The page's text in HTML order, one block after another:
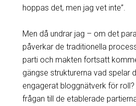
hoppas det, men jag vet inte”.
Men då undrar jag – om det
påverkar de traditionella
parti och makten fortsatt
gängse strukturerna vad spelar
engagerat bloggnätverk för
frågan till de etablerade